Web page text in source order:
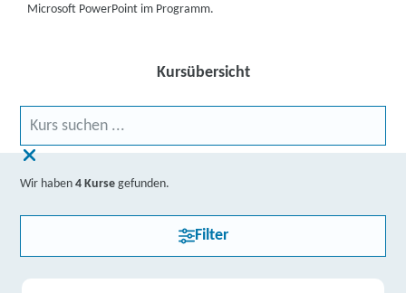
Microsoft PowerPoint im Programm.
Kursübersicht
Wir haben4 Kurse gefunden.
Filter